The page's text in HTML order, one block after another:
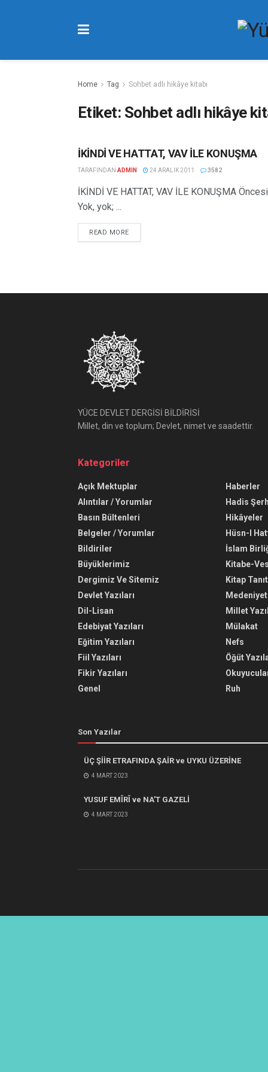
Home Tag Sohbet adlı hikâye kitabı
Etiket: Sohbet adlı hikâye
HIKÂYELER
İKİNDİ VE HATTAT, VAV İLE KONUŞMA
TARAFINDAN ADMIN 24 ARALIK 2011 3582
İKİNDİ VE HATTAT, VAV İLE KONUŞMA
Yok, yok; ...
READ MORE
YÜCE DEVLET DERGİSİ BİLDİRİSİ
Millet, din ve toplum; Devlet, nimet ve saadettir.
Kategoriler
Açık Mektuplar
Alıntılar / Yorumlar
Basın Bültenleri
Belgeler / Yorumlar
Bildiriler
Büyüklerimiz
Dergimiz Ve Sitemiz
Devlet Yazıları
Dil-Lisan
Edebiyat Yazıları
Eğitim Yazıları
Fiil Yazıları
Fikir Yazıları
Genel
Haberler
Hadis
Hikâyeler
Hüsn-I
İslam
Kitabe-
Kitap
Medeniyet
Millet
Mülakat
Nefs
Öğüt
Ruh
Son Yazılar
ÜÇ ŞİİR ETRAFINDA ŞAİR ve UYKU ÜZERİNE
4 MART 2023
YUSUF EMÎRÎ ve NA’T GAZELİ
4 MART 2023